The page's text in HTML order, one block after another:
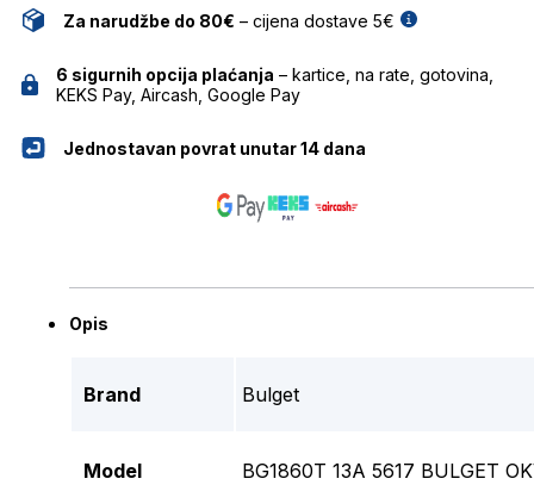
Za narudžbe do 80€ – cijena dostave 5€
6 sigurnih opcija plaćanja – kartice, na rate, gotovina,
KEKS Pay, Aircash, Google Pay
Jednostavan povrat unutar 14 dana
Opis
Brand Bulget
Model BG1860T 13A 5617 BULGET